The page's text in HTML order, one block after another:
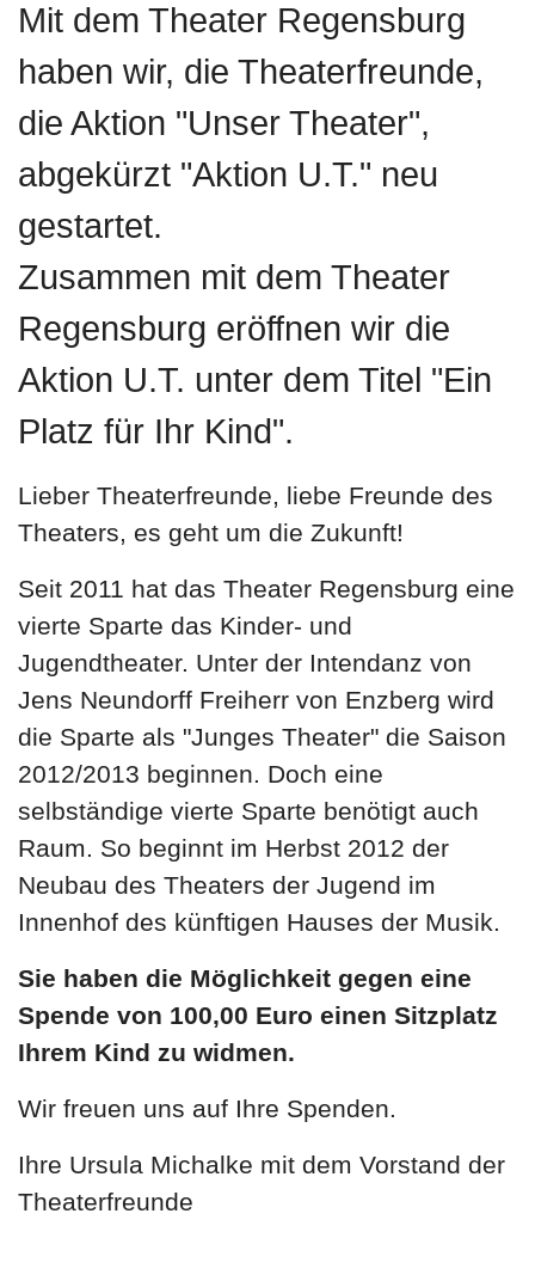
Mit dem Theater Regensburg
haben wir, die Theaterfreunde,
die Aktion "Unser Theater",
abgekürzt "Aktion U.T." neu
gestartet.
Zusammen mit dem Theater
Regensburg eröffnen wir die
Aktion U.T. unter dem Titel "Ein
Platz für Ihr Kind".
Lieber Theaterfreunde, liebe Freunde des
Theaters, es geht um die Zukunft!
Seit 2011 hat das Theater Regensburg eine
vierte Sparte das Kinder- und
Jugendtheater. Unter der Intendanz von
Jens Neundorff Freiherr von Enzberg wird
die Sparte als "Junges Theater" die Saison
2012/2013 beginnen. Doch eine
selbständige vierte Sparte benötigt auch
Raum. So beginnt im Herbst 2012 der
Neubau des Theaters der Jugend im
Innenhof des künftigen Hauses der Musik.
Sie haben die Möglichkeit gegen eine
Spende von 100,00 Euro einen Sitzplatz
Ihrem Kind zu widmen.
Wir freuen uns auf Ihre Spenden.
Ihre Ursula Michalke mit dem Vorstand der
Theaterfreunde